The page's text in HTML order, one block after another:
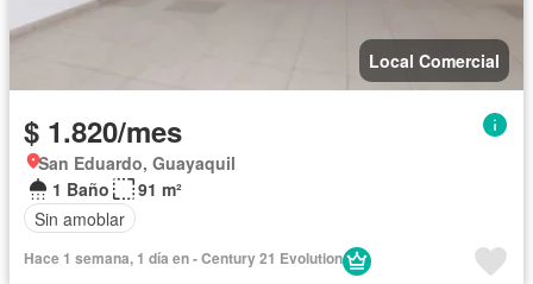
Local Comercial
$ 1.820/mes
San Eduardo, Guayaquil
1 Baño
91 m²
Sin amoblar
Hace 1 semana, 1 día en - Century 21 Evolution